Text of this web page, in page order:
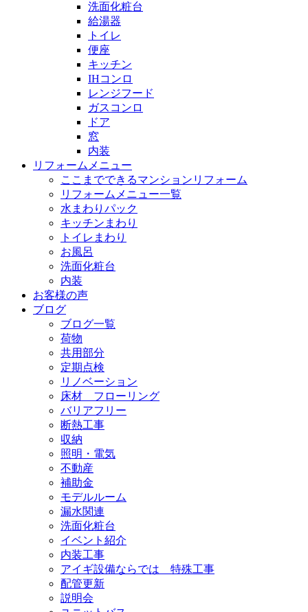
洗面化粧台
給湯器
トイレ
便座
キッチン
IHコンロ
レンジフード
ガスコンロ
ドア
窓
内装
リフォームメニュー
ここまでできるマンションリフォーム
リフォームメニュー一覧
水まわりパック
キッチンまわり
トイレまわり
お風呂
洗面化粧台
内装
お客様の声
ブログ
ブログ一覧
荷物
共用部分
定期点検
リノベーション
床材 フローリング
バリアフリー
断熱工事
収納
照明・電気
不動産
補助金
モデルルーム
漏水関連
洗面化粧台
イベント紹介
内装工事
アイギ設備ならでは 特殊工事
配管更新
説明会